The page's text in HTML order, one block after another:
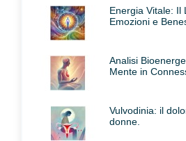
Energia Vitale: Il
Emozioni e
Analisi
Mente in
Vulvodinia: il
donne.